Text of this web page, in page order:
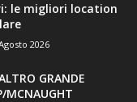
le migliori location
2026
GRANDE
MCNAUGHT